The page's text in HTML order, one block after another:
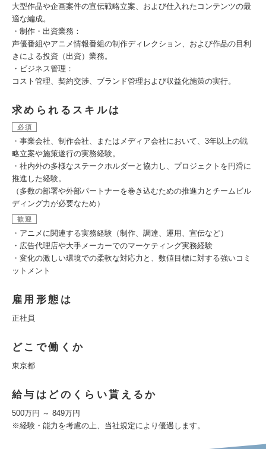
大型作品や企画案件の宣伝戦略立案、および仕入れたコンテンツの最
適な編成。
・制作・出資業務：
声優番組やアニメ情報番組の制作ディレクション、および作品の目利
きによる投資（出資）業務。
・ビジネス管理：
コスト管理、契約交渉、ブランド管理および収益化施策の実行。
求められるスキルは
必須
・事業会社、制作会社、またはメディア会社において、3年以上の戦
略立案や施策遂行の実務経験。
・社内外の多様なステークホルダーと協力し、プロジェクトを円滑に
推進した経験。
（多数の部署や外部パートナーを巻き込むための推進力とチームビル
ディング力が必要なため）
歓迎
・アニメに関連する実務経験（制作、調達、運用、宣伝など）
・広告代理店や大手メーカーでのマーケティング実務経験
・変化の激しい環境での柔軟な対応力と、数値目標に対する強いコミ
ットメント
雇用形態は
正社員
どこで働くか
東京都
給与はどのくらい貰えるか
500万円 ～ 849万円
※経験・能力を考慮の上、当社規定により優遇します。